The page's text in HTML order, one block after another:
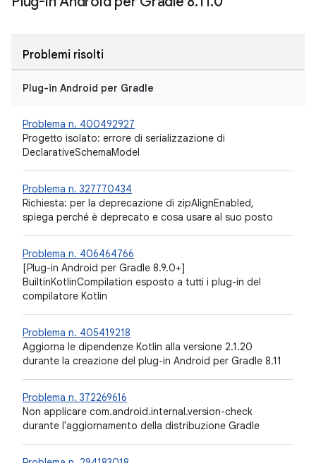
Problemi risolti
Plug-in Android per Gradle
Problema n. 400492927
Progetto isolato: errore di serializzazione di
DeclarativeSchemaModel
Problema n. 327770434
Richiesta: per la deprecazione di zipAlignEnabled,
spiega perché è deprecato e cosa usare al suo posto
Problema n. 406464766
[Plug-in Android per Gradle 8.9.0+]
BuiltinKotlinCompilation esposto a tutti i plug-in del
compilatore Kotlin
Problema n. 405419218
Aggiorna le dipendenze Kotlin alla versione 2.1.20
durante la creazione del plug-in Android per Gradle 8.11
Problema n. 372269616
Non applicare com.android.internal.version-check
durante l'aggiornamento della distribuzione Gradle